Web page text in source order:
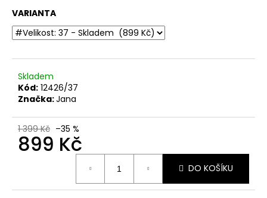
VARIANTA
Skladem
Kód: 12426/37
Značka:Jana
1 399 Kč –35 %
899 Kč
DO KOŠÍKU
e
m
e
DÁMSKÉ
ZDRAVOTNÍ
NAZOUVÁKY
S
KOŽENOU
STÉLKOU
IB000035